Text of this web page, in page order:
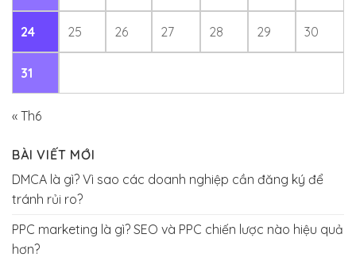
24 25 26 27 28 29 30
31
« Th6
BÀI VIẾT MỚI
DMCA là gì? Vì sao các doanh nghiệp cần đăng ký để
tránh rủi ro?
PPC marketing là gì? SEO và PPC chiến lược nào hiệu quả
hơn?